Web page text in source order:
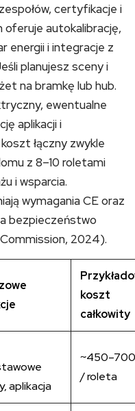
certyfikacje i
oferuje autokalibrację,
energii i integracje z
planujesz sceny i
na bramkę lub hub.
ewentualne
aplikacji i
łączny zwykle
z 8–10 roletami
i wsparcia.
wymagania CE oraz
bezpieczeństwo
2024).
koszt
całkowity
aplikacja
~450–700
/ roleta